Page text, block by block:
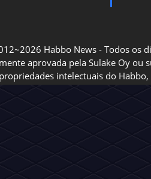
Habbo News - Todos os
aprovada pela Sulake Oy ou
intelectuais do